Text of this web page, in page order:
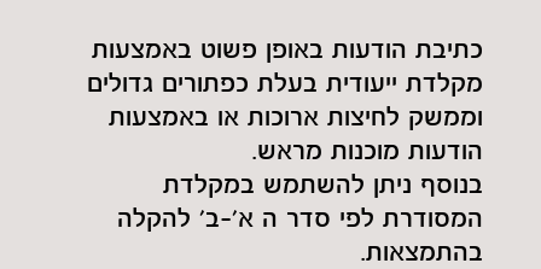
כתיבת הודעות באופן פשוט באמצעות
מקלדת ייעודית בעלת כפתורים גדולים
וממשק לחיצות ארוכות או באמצעות
הודעות מוכנות מראש.
בנוסף ניתן להשתמש במקלדת
המסודרת לפי סדר ה א'-ב' להקלה
בהתמצאות.